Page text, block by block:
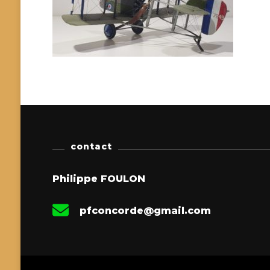
contact
Philippe FOULON
pfconcorde@gmail.com